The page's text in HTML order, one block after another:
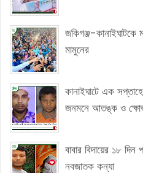
জকিগঞ্জ-কানাইঘাটকে
মামুনের
কানাইঘাটে এক
জনমনে আতঙ্ক ও
বাবার বিদায়ের ১৮
নবজাতক কন্যা